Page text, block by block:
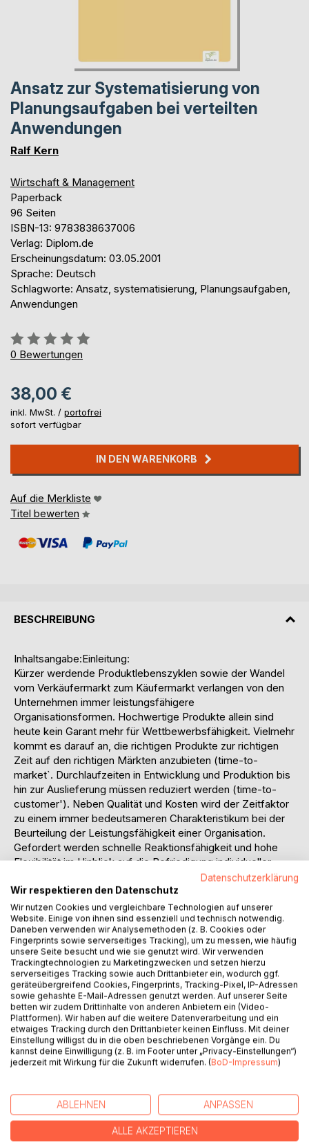
Ansatz zur Systematisierung von
Planungsaufgaben bei verteilten
Anwendungen
Ralf Kern
Wirtschaft & Management
Paperback
96 Seiten
ISBN-13: 9783838637006
Verlag: Diplom.de
Erscheinungsdatum: 03.05.2001
Sprache: Deutsch
Schlagworte: Ansatz, systematisierung, Planungsaufgaben,
Anwendungen
Bewertung::
0%
0 Bewertungen
38,00 €
inkl. MwSt. / portofrei
sofort verfügbar
IN DEN WARENKORB
Auf die Merkliste
Titel bewerten
BESCHREIBUNG
Inhaltsangabe:Einleitung:
Kürzer werdende Produktlebenszyklen sowie der Wandel
vom Verkäufermarkt zum Käufermarkt verlangen von den
Unternehmen immer leistungsfähigere
Organisationsformen. Hochwertige Produkte allein sind
heute kein Garant mehr für Wettbewerbsfähigkeit. Vielmehr
kommt es darauf an, die richtigen Produkte zur richtigen
Zeit auf den richtigen Märkten anzubieten (time-to-
market`. Durchlaufzeiten in Entwicklung und Produktion bis
hin zur Auslieferung müssen reduziert werden (time-to-
customer'). Neben Qualität und Kosten wird der Zeitfaktor
zu einem immer bedeutsameren Charakteristikum bei der
Beurteilung der Leistungsfähigkeit einer Organisation.
Gefordert werden schnelle Reaktionsfähigkeit und hohe
Flexibilität im Hinblick auf die Befriedigung individueller
Kundenwünsche. Dies erfordert eine zügige Bearbeitung
von Planungsaufgaben, schnelle Entscheidungsfindung
sowie effiziente Leistungserstellungsprozesse.
Zunehmender Wettbewerbsdruck hat dazu geführt, daß
ursprünglich überschaubare und auf wenige Produkte
konzentrierte Unternehmen heute eine Vielzahl von
unterschiedlichen Produkten bzw. Produktvarianten und
Dienstleistungen anbieten.
Aus dieser Diversifikation des Produktangebotes
resultieren wegen stark zunehmender Anzahl der
Schnittstellen zwischen den arbeitsteiligen
Funktionsbereichen immer komplexere
Organisationsstrukturen, die man durch Einführung
zusätzlicher hierarchisch angeordneter Planungs- bzw.
werden jedoch lange Kommunikations- sowie
Planungswege und folglich eine Bürokratisierung und
Schwerfälligkeit der Unternehmen induziert. Traditionelle,
verrichtungsorientierte und vorrangig zentral planende
Datenschutzerklärung
Wir respektieren den Datenschutz
Wir nutzen Cookies und vergleichbare Technologien auf unserer
Website. Einige von ihnen sind essenziell und technisch notwendig.
Daneben verwenden wir Analysemethoden (z. B. Cookies oder
Fingerprints sowie serverseitiges Tracking), um zu messen, wie häufig
unsere Seite besucht und wie sie genutzt wird. Wir verwenden
Trackingtechnologien zu Marketingzwecken und setzen hierzu
serverseitiges Tracking sowie auch Drittanbieter ein, wodurch ggf.
geräteübergreifend Cookies, Fingerprints, Tracking-Pixel, IP-Adressen
sowie gehashte E-Mail-Adressen genutzt werden. Auf unserer Seite
betten wir zudem Drittinhalte von anderen Anbietern ein (Video-
Plattformen). Wir haben auf die weitere Datenverarbeitung und ein
etwaiges Tracking durch den Drittanbieter keinen Einfluss. Mit deiner
Einstellung willigst du in die oben beschriebenen Vorgänge ein. Du
kannst deine Einwilligung (z. B. im Footer unter „Privacy-Einstellungen“)
jederzeit mit Wirkung für die Zukunft widerrufen. (BoD-Impressum)
ABLEHNEN ANPASSEN
ALLE AKZEPTIEREN